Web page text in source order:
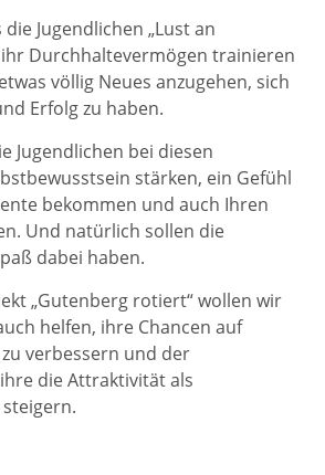
Jugendlichen „Lust an
ihr Durchhaltevermögen trainieren
völlig Neues anzugehen, sich
Erfolg zu haben.
Jugendlichen bei diesen
stärken, ein Gefühl
bekommen und auch Ihren
Und natürlich sollen die
dabei haben.
„Gutenberg rotiert“ wollen wir
helfen, ihre Chancen auf
verbessern und der
die Attraktivität als